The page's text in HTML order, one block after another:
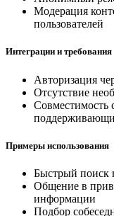
Модерация
пользователей
Интеграции и требования
Авторизация
Отсутствие
Совместимость
Примеры использования
Быстрый поиск
Общение в
информации
Подбор